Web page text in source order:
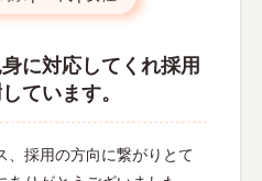
に対応してくれ採用
ています。
、採用の方向に繋がりとて